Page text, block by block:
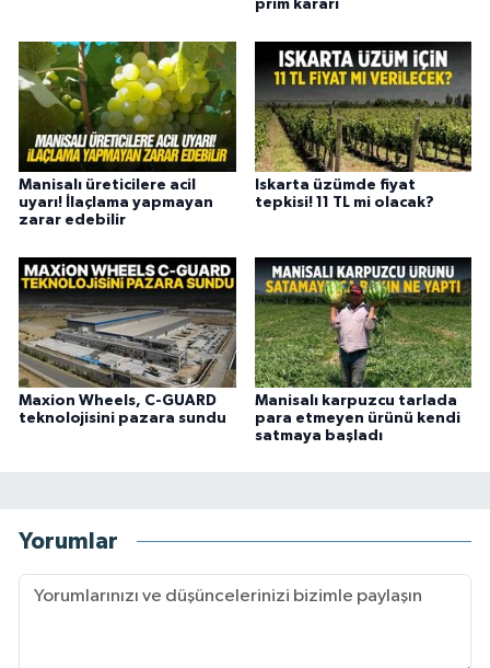
prim kararı
Manisalı üreticilere acil
uyarı! İlaçlama yapmayan
zarar edebilir
Iskarta üzümde fiyat
tepkisi! 11 TL mi olacak?
Maxion Wheels, C-GUARD
teknolojisini pazara sundu
Manisalı karpuzcu tarlada
para etmeyen ürünü kendi
satmaya başladı
Yorumlar